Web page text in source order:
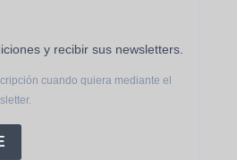
y recibir sus newsletters.
cuando quiera mediante el